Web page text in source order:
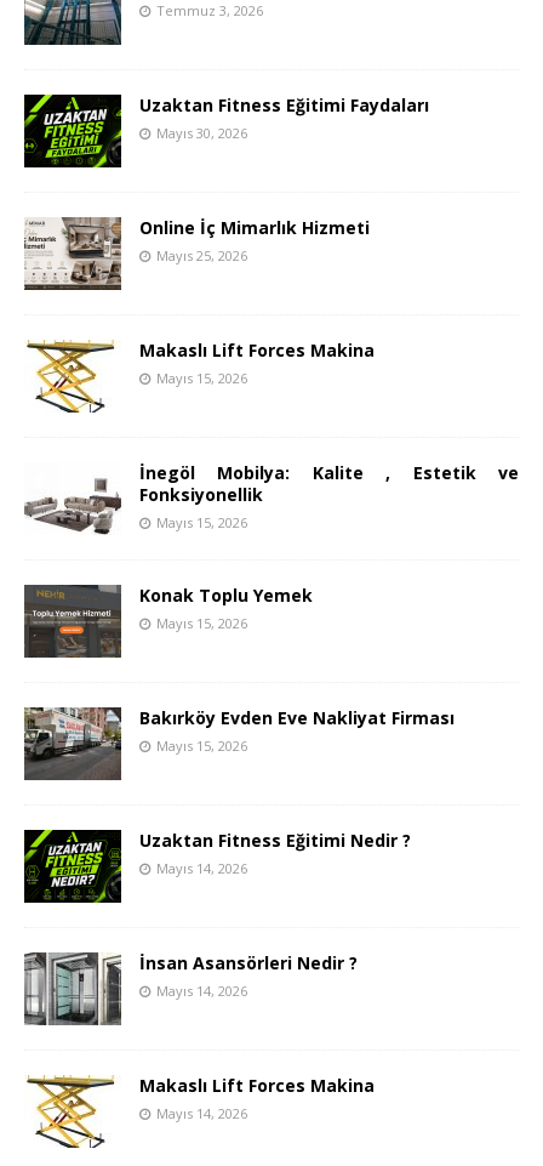
Temmuz 3, 2026
Uzaktan Fitness Eğitimi Faydaları
Mayıs 30, 2026
Online İç Mimarlık Hizmeti
Mayıs 25, 2026
Makaslı Lift Forces Makina
Mayıs 15, 2026
İnegöl Mobilya: Kalite , Estetik ve
Fonksiyonellik
Mayıs 15, 2026
Konak Toplu Yemek
Mayıs 15, 2026
Bakırköy Evden Eve Nakliyat Firması
Mayıs 15, 2026
Uzaktan Fitness Eğitimi Nedir ?
Mayıs 14, 2026
İnsan Asansörleri Nedir ?
Mayıs 14, 2026
Makaslı Lift Forces Makina
Mayıs 14, 2026